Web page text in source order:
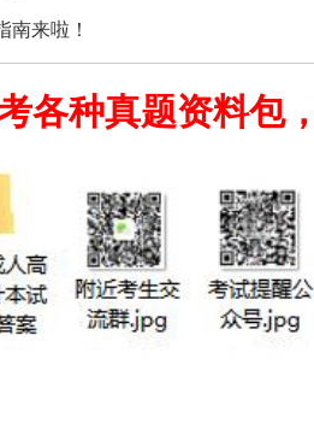
南来啦！
各种真题资料包